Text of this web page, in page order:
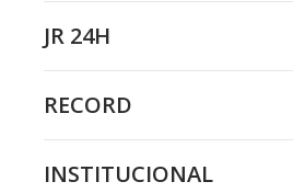
JR 24H
RECORD
INSTITUCIONAL